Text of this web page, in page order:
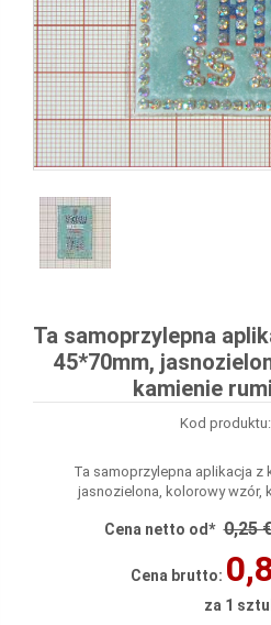
Ta samoprzylepna
45*70mm,
kamienie
Kod
Ta samoprzylepna aplikacja z
jasnozielona, ​​kolorowy wzór,
Cena netto od* 0,25
Cena brutto:
za 1